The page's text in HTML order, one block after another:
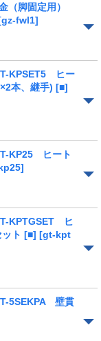
脚固定用）
fwl1]
KPSET5 ヒー
本、継手) [■]
KP25 ヒート
KPTGSET ヒ
ット [■] [gt-kpt
5SEKPA 壁貫